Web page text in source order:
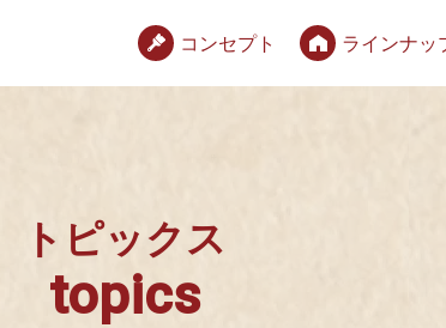
コンセプト ラインナッ
トピックス
topics